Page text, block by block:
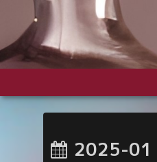
2025-01